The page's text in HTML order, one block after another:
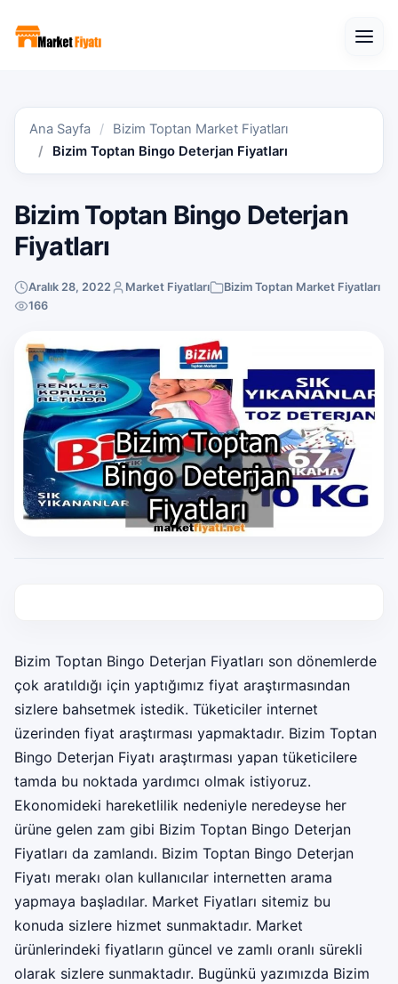
Ana Sayfa
Bizim Toptan Market Fiyatları
Bizim Toptan Bingo Deterjan Fiyatları
Bizim Toptan Bingo Deterjan
Fiyatları
Aralık 28, 2022 Market Fiyatları
Bizim Toptan Market Fiyatları
166
Bizim Toptan Bingo Deterjan Fiyatları son dönemlerde
çok aratıldığı için yaptığımız fiyat araştırmasından
sizlere bahsetmek istedik. Tüketiciler internet
üzerinden fiyat araştırması yapmaktadır. Bizim Toptan
Bingo Deterjan Fiyatı araştırması yapan tüketicilere
tamda bu noktada yardımcı olmak istiyoruz.
Ekonomideki hareketlilik nedeniyle neredeyse her
ürüne gelen zam gibi Bizim Toptan Bingo Deterjan
Fiyatları da zamlandı. Bizim Toptan Bingo Deterjan
Fiyatı merakı olan kullanıcılar internetten arama
yapmaya başladılar. Market Fiyatları sitemiz bu
konuda sizlere hizmet sunmaktadır. Market
ürünlerindeki fiyatların güncel ve zamlı oranlı sürekli
olarak sizlere sunmaktadır. Bugünkü yazımızda Bizim